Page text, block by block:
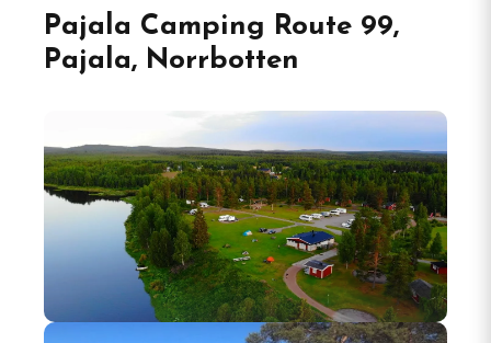
Pajala Camping Route 99,
Pajala, Norrbotten